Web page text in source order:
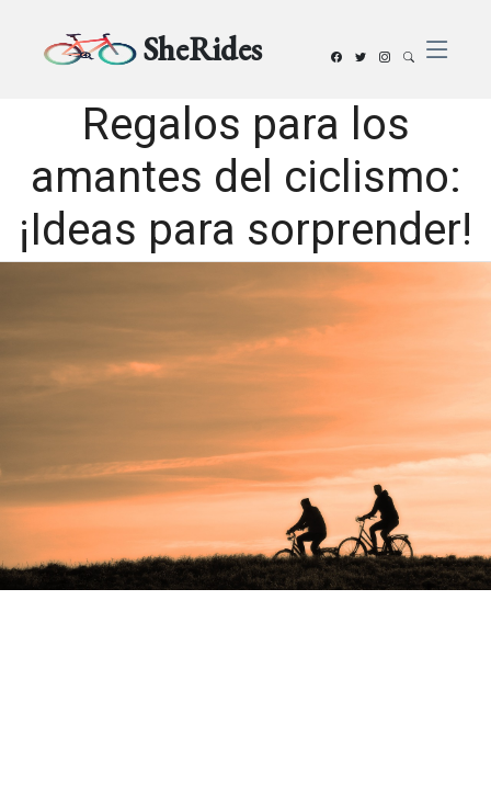
SheRides
Regalos para los
amantes del ciclismo:
¡Ideas para sorprender!